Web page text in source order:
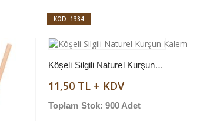
KOD: 1384
Köşeli Silgili Naturel Kurşun Kalem
11,50 TL + KDV
Toplam Stok: 900 Adet